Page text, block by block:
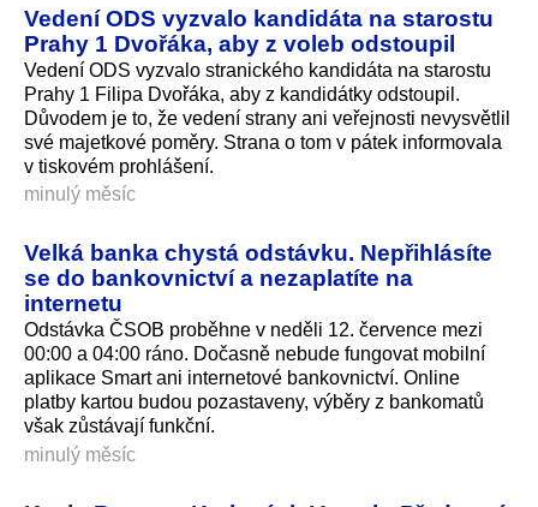
Vedení ODS vyzvalo kandidáta na starostu
Prahy 1 Dvořáka, aby z voleb odstoupil
Vedení ODS vyzvalo stranického kandidáta na starostu
Prahy 1 Filipa Dvořáka, aby z kandidátky odstoupil.
Důvodem je to, že vedení strany ani veřejnosti nevysvětlil
své majetkové poměry. Strana o tom v pátek informovala
v tiskovém prohlášení.
minulý měsíc
Velká banka chystá odstávku. Nepřihlásíte
se do bankovnictví a nezaplatíte na
internetu
Odstávka ČSOB proběhne v neděli 12. července mezi
00:00 a 04:00 ráno. Dočasně nebude fungovat mobilní
aplikace Smart ani internetové bankovnictví. Online
platby kartou budou pozastaveny, výběry z bankomatů
však zůstávají funkční.
minulý měsíc